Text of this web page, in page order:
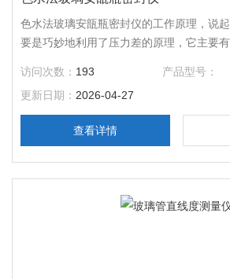
色水法玻璃安瓿瓶密封仪的工作原理，说
要是巧妙地利用了压力差的原理，它主要
访问次数： 193
产品型号：
更新日期： 2026-04-27
查看详情